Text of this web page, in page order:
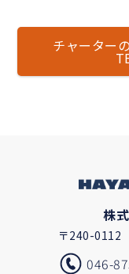
チャーター
株
〒240-0112
046-